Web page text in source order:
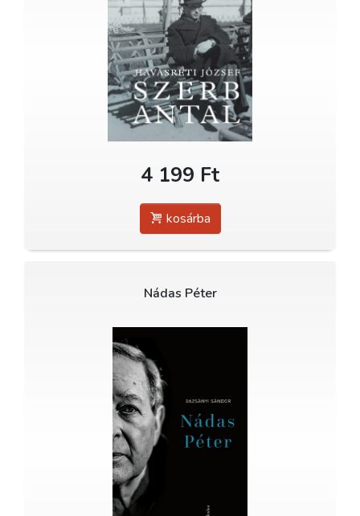
4 199 Ft
kosárba
Nádas Péter